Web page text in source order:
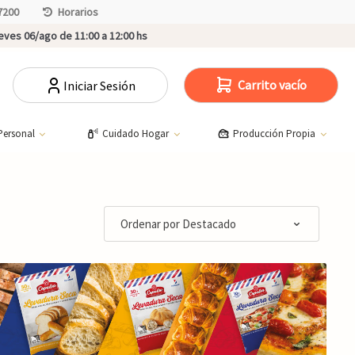
Horarios
06/ago de 11:00 a 12:00 hs
Iniciar Sesión Carrito vacío
Cuidado Hogar Producción Propia